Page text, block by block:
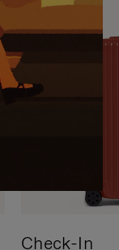
Check-In